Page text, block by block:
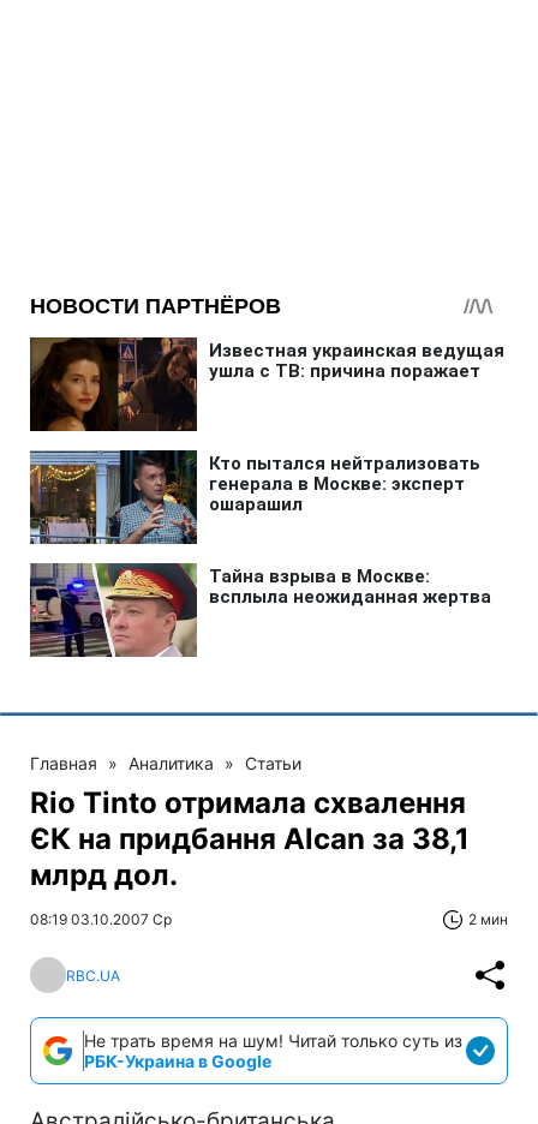
Главная » Аналитика » Статьи
Rio Tinto отримала схвалення
ЄК на придбання Alcan за 38,1
млрд дол.
08:19 03.10.2007 Ср 2 мин
RBC.UA
Не трать время на шум! Читай только суть из
РБК-Украина в Google